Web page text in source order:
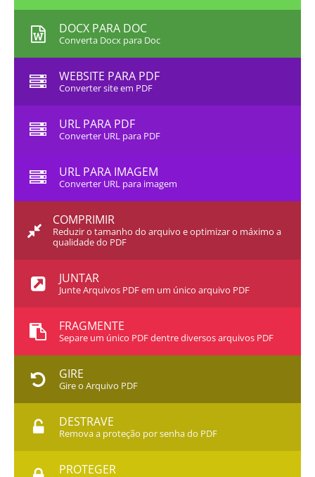
DOCX PARA DOC
Converta Docx para Doc
WEBSITE PARA PDF
Converter site em PDF
URL PARA PDF
Converter URL para PDF
URL PARA IMAGEM
Converter URL para imagem
COMPRIMIR
Reduzir o tamanho do arquivo e optimizar o máximo a
qualidade do PDF
JUNTAR
Junte Arquivos PDF em um único arquivo PDF
FRAGMENTE
Separe um único PDF dentre diversos arquivos PDF
GIRE
Gire o Arquivo PDF
DESTRAVE
Remova a proteção por senha do PDF
PROTEGER